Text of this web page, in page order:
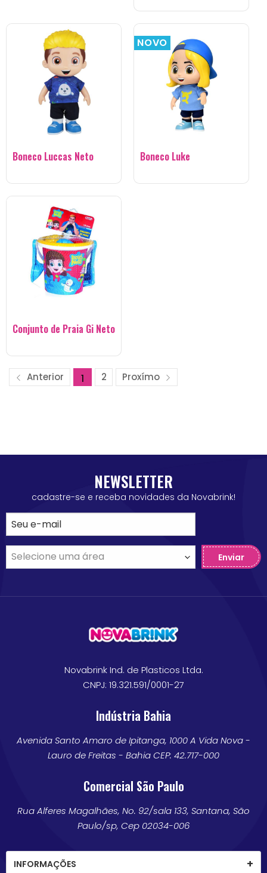
Boneco Luccas Neto
NOVO
Boneco Luke
Conjunto de Praia Gi Neto
Anterior 1 2 Proxímo
NEWSLETTER
cadastre-se e receba novidades da Novabrink!
Enviar
Novabrink Ind. de Plasticos Ltda.
CNPJ: 19.321.591/0001-27
Indústria Bahia
Avenida Santo Amaro de Ipitanga, 1000 A Vida Nova -
Lauro de Freitas - Bahia CEP: 42.717-000
Comercial São Paulo
Rua Alferes Magalhães, No. 92/sala 133, Santana, São
Paulo/sp, Cep 02034-006
INFORMAÇÕES